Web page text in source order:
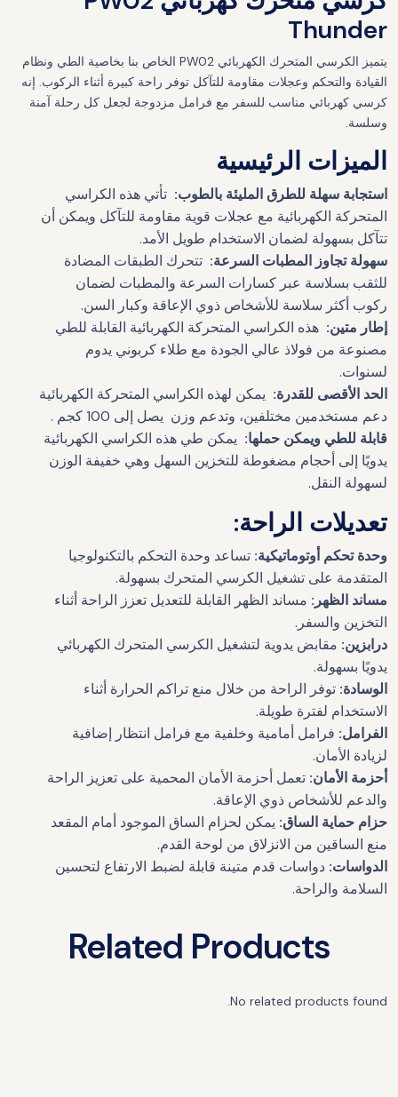
Thunder
يتميز الكرسي المتحرك الكهربائي PW02 الخاص بنا بخاصية الطي ونظام
القيادة والتحكم وعجلات مقاومة للتآكل توفر راحة كبيرة أثناء الركوب. إنه
كرسي كهربائي مناسب للسفر مع فرامل مزدوجة لجعل كل رحلة آمنة
وسلسة.
الميزات الرئيسية
استجابة سهلة للطرق المليئة بالطوب: تأتي هذه الكراسي
المتحركة الكهربائية مع عجلات قوية مقاومة للتآكل ويمكن أن
تتآكل بسهولة لضمان الاستخدام طويل الأمد.
سهولة تجاوز المطبات السرعة: تتحرك الطبقات المضادة
للثقب بسلاسة عبر كسارات السرعة والمطبات لضمان
ركوب أكثر سلاسة للأشخاص ذوي الإعاقة وكبار السن.
إطار متين: هذه الكراسي المتحركة الكهربائية القابلة للطي
مصنوعة من فولاذ عالي الجودة مع طلاء كربوني يدوم
لسنوات.
الحد الأقصى للقدرة: يمكن لهذه الكراسي المتحركة الكهربائية
دعم مستخدمين مختلفين، وتدعم وزن يصل إلى 100 كجم .
قابلة للطي ويمكن حملها: يمكن طي هذه الكراسي الكهربائية
يدويًا إلى أحجام مضغوطة للتخزين السهل وهي خفيفة الوزن
لسهولة النقل.
تعديلات الراحة:
وحدة تحكم أوتوماتيكية: تساعد وحدة التحكم بالتكنولوجيا
المتقدمة على تشغيل الكرسي المتحرك بسهولة.
مساند الظهر: مساند الظهر القابلة للتعديل تعزز الراحة أثناء
التخزين والسفر.
درابزين: مقابض يدوية لتشغيل الكرسي المتحرك الكهربائي
يدويًا بسهولة.
الوسادة: توفر الراحة من خلال منع تراكم الحرارة أثناء
الاستخدام لفترة طويلة.
الفرامل: فرامل أمامية وخلفية مع فرامل انتظار إضافية
لزيادة الأمان.
أحزمة الأمان: تعمل أحزمة الأمان المحمية على تعزيز الراحة
والدعم للأشخاص ذوي الإعاقة.
حزام حماية الساق: يمكن لحزام الساق الموجود أمام المقعد
منع الساقين من الانزلاق من لوحة القدم.
الدواسات: دواسات قدم متينة قابلة لضبط الارتفاع لتحسين
السلامة والراحة.
Related Products
No related products found.